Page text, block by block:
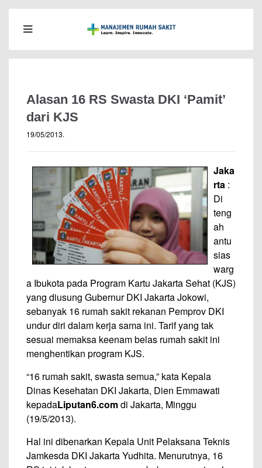
Alasan 16 RS Swasta DKI ‘Pamit’
dari KJS
19/05/2013.
Jaka
rta :
Di
teng
ah
antu
sias
warg
a Ibukota pada Program Kartu Jakarta Sehat (KJS)
yang diusung Gubernur DKI Jakarta Jokowi,
sebanyak 16 rumah sakit rekanan Pemprov DKI
undur diri dalam kerja sama ini. Tarif yang tak
sesuai memaksa keenam belas rumah sakit ini
menghentikan program KJS.
“16 rumah sakit, swasta semua,” kata Kepala
Dinas Kesehatan DKI Jakarta, Dien Emmawati
kepadaLiputan6.comdi Jakarta, Minggu
(19/5/2013).
Hal ini dibenarkan Kepala Unit Pelaksana Teknis
Jamkesda DKI Jakarta Yudhita. Menurutnya, 16